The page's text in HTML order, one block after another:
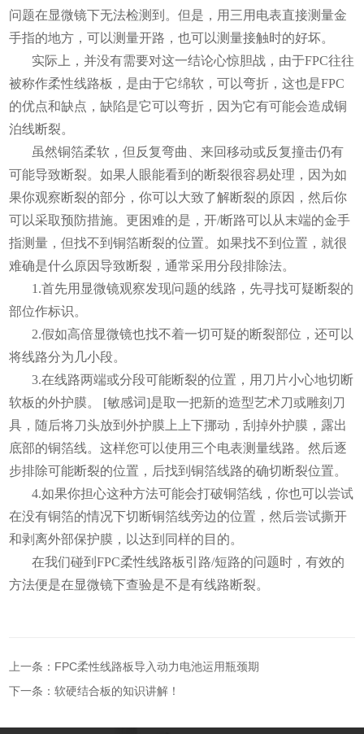
问题在显微镜下无法检测到。但是，用三用电表直接测量金
手指的地方，可以测量开路，也可以测量接触时的好坏。
实际上，并没有需要对这一结论心惊胆战，由于FPC往往
被称作柔性线路板，是由于它绵软，可以弯折，这也是FPC
的优点和缺点，缺陷是它可以弯折，因为它有可能会造成铜
泊线断裂。
虽然铜箔柔软，但反复弯曲、来回移动或反复撞击仍有
可能导致断裂。如果人眼能看到的断裂很容易处理，因为如
果你观察断裂的部分，你可以大致了解断裂的原因，然后你
可以采取预防措施。更困难的是，开/断路可以从末端的金手
指测量，但找不到铜箔断裂的位置。如果找不到位置，就很
难确是什么原因导致断裂，通常采用分段排除法。
1.首先用显微镜观察发现问题的线路，先寻找可疑断裂的
部位作标识。
2.假如高倍显微镜也找不着一切可疑的断裂部位，还可以
将线路分为几小段。
3.在线路两端或分段可能断裂的位置，用刀片小心地切断
软板的外护膜。 [敏感词]是取一把新的造型艺术刀或雕刻刀
具，随后将刀头放到外护膜上上下挪动，刮掉外护膜，露出
底部的铜箔线。这样您可以使用三个电表测量线路。然后逐
步排除可能断裂的位置，后找到铜箔线路的确切断裂位置。
4.如果你担心这种方法可能会打破铜箔线，你也可以尝试
在没有铜箔的情况下切断铜箔线旁边的位置，然后尝试撕开
和剥离外部保护膜，以达到同样的目的。
在我们碰到FPC柔性线路板引路/短路的问题时，有效的
方法便是在显微镜下查验是不是有线路断裂。
上一条：FPC柔性线路板导入动力电池运用瓶颈期
下一条：软硬结合板的知识讲解！